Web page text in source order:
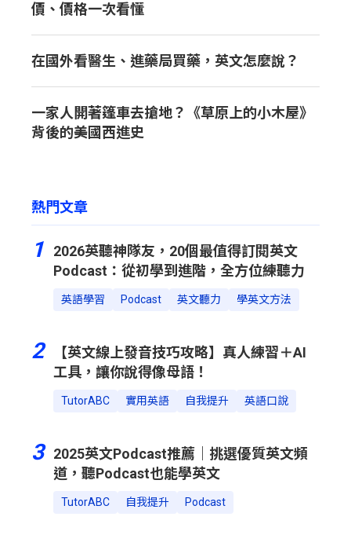
價、價格一次看懂
在國外看醫生、進藥局買藥，英文怎麼說？
一家人開著篷車去搶地？《草原上的小木屋》
背後的美國西進史
熱門文章
1
2026英聽神隊友，20個最值得訂閱英文
Podcast：從初學到進階，全方位練聽力
英語學習 Podcast 英文聽力 學英文方法
2
【英文線上發音技巧攻略】真人練習＋AI
工具，讓你說得像母語！
TutorABC 實用英語 自我提升 英語口說
3
2025英文Podcast推薦｜挑選優質英文頻
道，聽Podcast也能學英文
TutorABC 自我提升 Podcast